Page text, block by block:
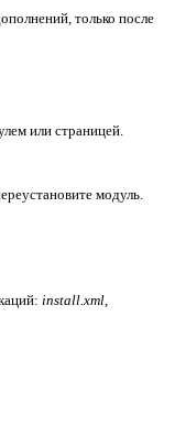
только после
или страницей.
модуль.
install.xml